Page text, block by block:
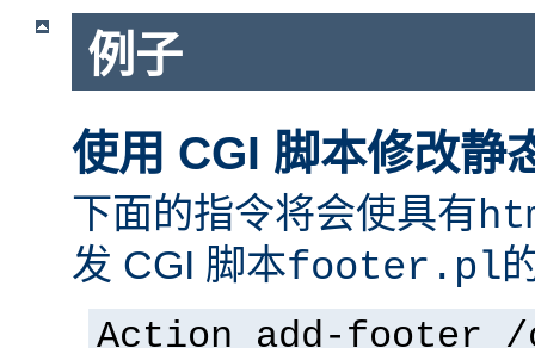
例子
使用 CGI 脚本修改静
下面的指令将会使具有
发 CGI 脚本footer.pl
Action add-footer